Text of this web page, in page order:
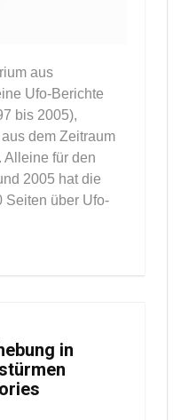
aus
Ufo-Berichte
bis 2005),
dem Zeitraum
Alleine für den
2005 hat die
Seiten über Ufo-
in